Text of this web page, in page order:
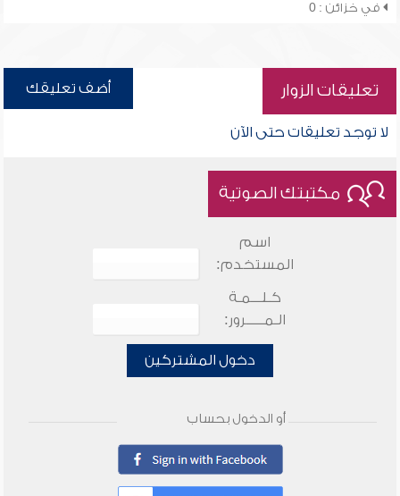
في خزائن : 0
تعليقات الزوار أضف تعليقك
لا توجد تعليقات حتى الآن
مكتبتك الصوتية
اسم
المستخدم:
كـلـــمـة
الـمـــــرور:
دخول المشتركين
أو الدخول بحساب